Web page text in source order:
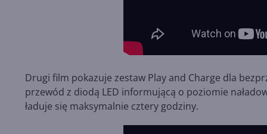
Drugi film pokazuje zestaw Play and Charge dla
przewód z diodą LED informującą o poziomie
ładuje się maksymalnie cztery godziny.